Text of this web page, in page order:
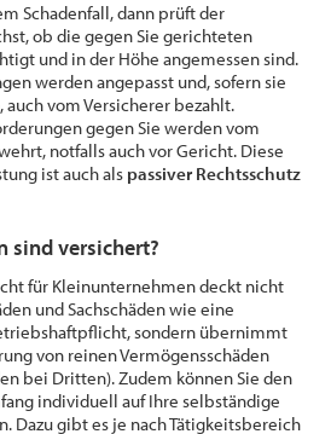
Schadenfall, dann prüft der
ob die gegen Sie gerichteten
und in der Höhe angemessen sind.
werden angepasst und, sofern sie
vom Versicherer bezahlt.
gegen Sie werden vom
notfalls auch vor Gericht. Diese
ist auch als passiver Rechtsschutz
sind versichert?
für Kleinunternehmen deckt nicht
und Sachschäden wie eine
sondern übernimmt
von reinen Vermögensschäden
bei Dritten). Zudem können Sie den
individuell auf Ihre selbständige
Dazu gibt es je nach Tätigkeitsbereich